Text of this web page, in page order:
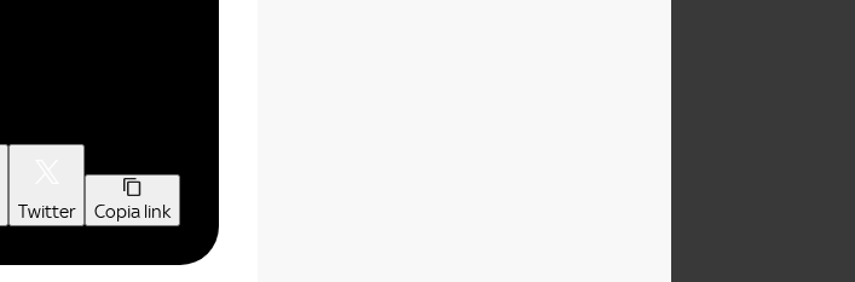
Twitter Copia link